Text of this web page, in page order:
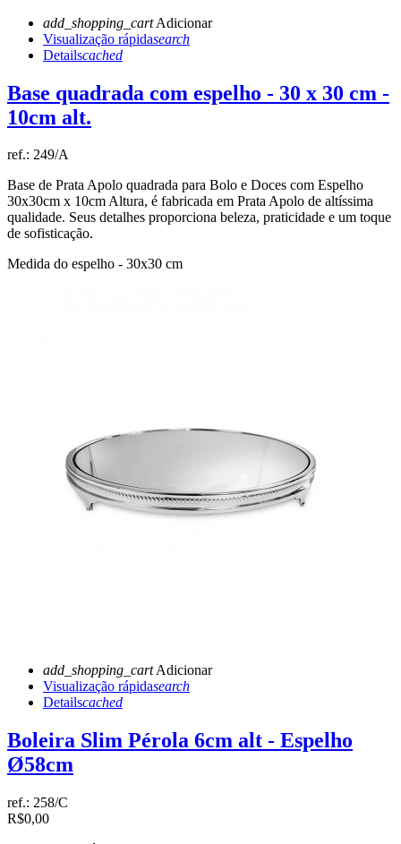
add_shopping_cartAdicionar
Visualização rápidasearch
Detailscached
Base quadrada com espelho - 30 x 30 cm -
10cm alt.
ref.: 249/A
Base de Prata Apolo quadrada para Bolo e Doces com Espelho
30x30cm x 10cm Altura, é fabricada em Prata Apolo de altíssima
qualidade. Seus detalhes proporciona beleza, praticidade e um toque
de sofisticação.
Medida do espelho - 30x30 cm
add_shopping_cartAdicionar
Visualização rápidasearch
Detailscached
Boleira Slim Pérola 6cm alt - Espelho
Ø58cm
ref.: 258/C
R$0,00